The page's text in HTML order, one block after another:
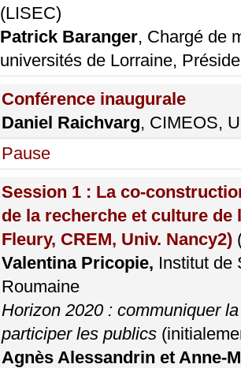
(LISEC)
Patrick Baranger, Chargé de
universités de Lorraine,
Conférence inaugurale
Daniel Raichvarg, CIMEOS,
Pause
Session 1 : La co-
de la recherche et culture
Fleury, CREM, Univ. Nancy2)
Valentina Pricopie, Institut de
Roumaine
Horizon 2020 : communiquer
participer les publics
Agnès Alessandrin et Anne-